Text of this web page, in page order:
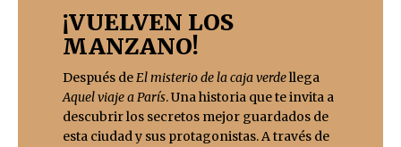
¡VUELVEN LOS
MANZANO!
Después deEl misterio de la caja verdellega
Aquel viaje a París. Una historia que te invita a
descubrir los secretos mejor guardados de
esta ciudad y sus protagonistas. A través de